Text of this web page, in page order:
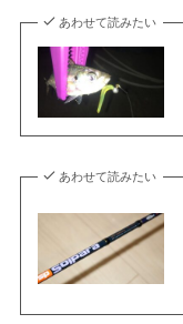
あわせて読みたい
あわせて読みたい